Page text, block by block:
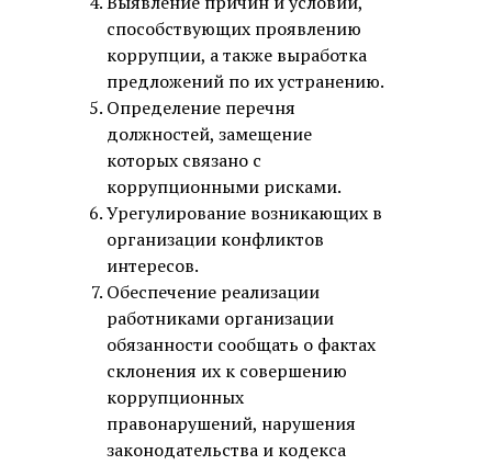
способствующих проявлению
коррупции, а также выработка
предложений по их устранению.
Определение перечня
должностей, замещение
которых связано с
коррупционными рисками.
Урегулирование возникающих в
организации конфликтов
интересов.
Обеспечение реализации
работниками организации
обязанности сообщать о фактах
склонения их к совершению
коррупционных
правонарушений, нарушения
законодательства и кодекса